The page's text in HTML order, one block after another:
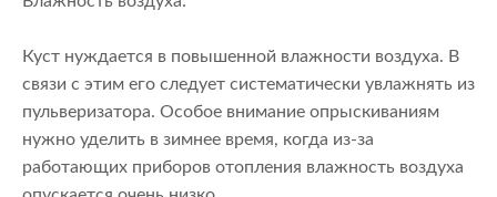
Куст нуждается в повышенной влажности воздуха. В
связи с этим его следует систематически увлажнять из
пульверизатора. Особое внимание опрыскиваниям
нужно уделить в зимнее время, когда из-за
работающих приборов отопления влажность воздуха